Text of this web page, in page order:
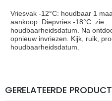
Vriesvak -12°C: houdbaar 1
aankoop. Diepvries -18°C: zie
houdbaarheidsdatum. Na
opnieuw invriezen. Kijk, ruik,
houdbaarheidsdatum.
GERELATEERDE
THT:
30-